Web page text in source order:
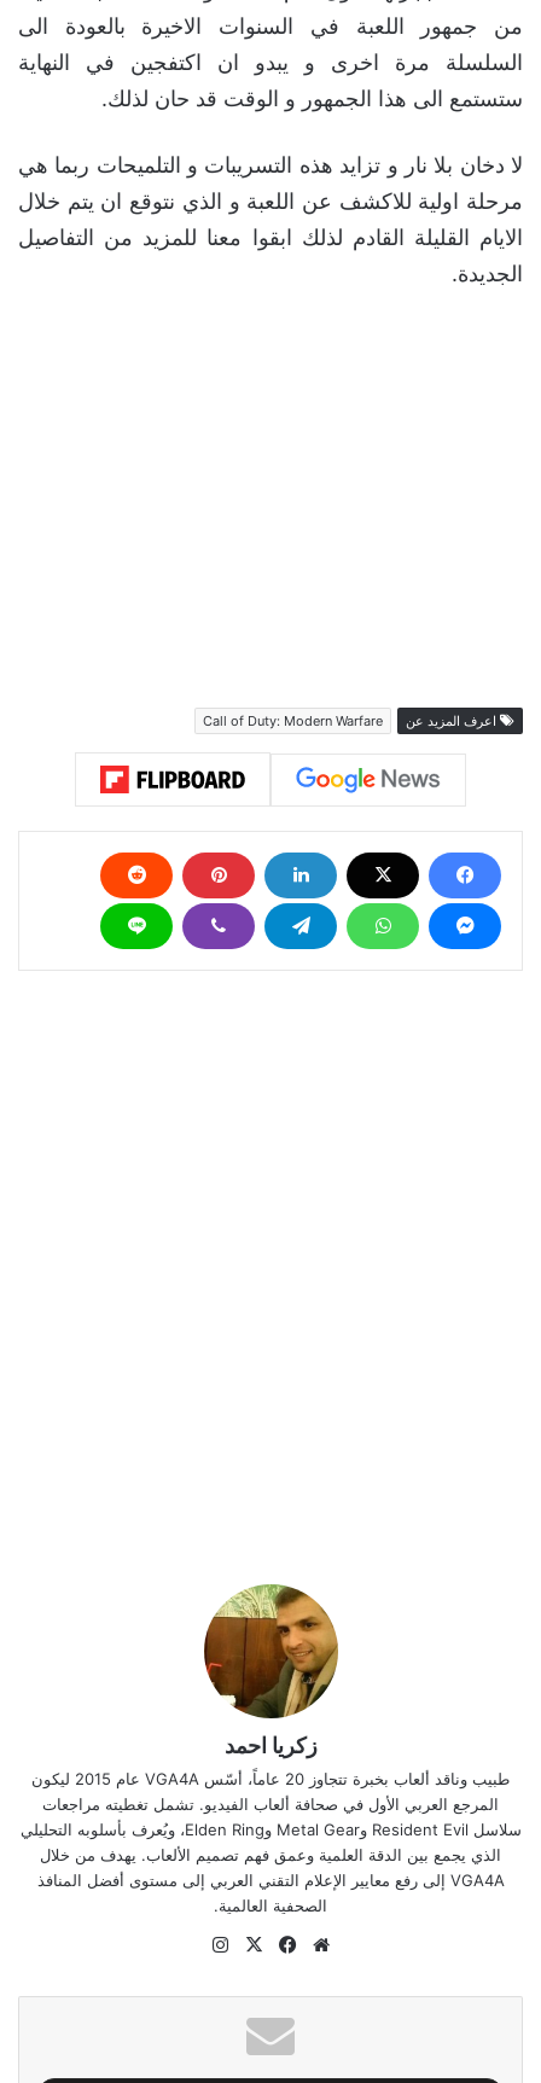
من جمهور اللعبة في السنوات الاخيرة بالعودة الى
السلسلة مرة اخرى و يبدو ان اكتفجين في النهاية
ستستمع الى هذا الجمهور و الوقت قد حان لذلك.
لا دخان بلا نار و تزايد هذه التسريبات و التلميحات ربما هي
مرحلة اولية للاكشف عن اللعبة و الذي نتوقع ان يتم خلال
الايام القليلة القادم لذلك ابقوا معنا للمزيد من التفاصيل
الجديدة.
اعرف المزيد عن Call of Duty: Modern Warfare
زكريا احمد
طبيب وناقد ألعاب بخبرة تتجاوز 20 عاماً، أسّس VGA4A عام 2015 ليكون
المرجع العربي الأول في صحافة ألعاب الفيديو. تشمل تغطيته مراجعات
سلاسل Resident Evil وMetal Gear وElden Ring، ويُعرف بأسلوبه التحليلي
الذي يجمع بين الدقة العلمية وعمق فهم تصميم الألعاب. يهدف من خلال
VGA4A إلى رفع معايير الإعلام التقني العربي إلى مستوى أفضل المنافذ
الصحفية العالمية.
موقع
فيسبوك
‫X